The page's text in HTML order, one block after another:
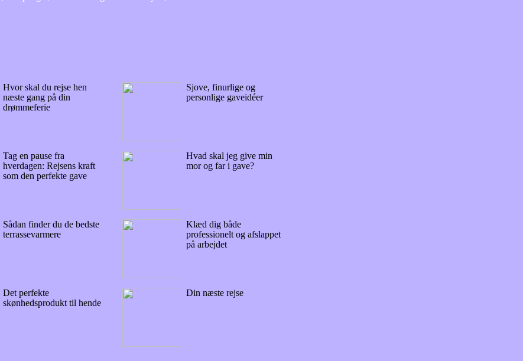
Hvor skal du rejse hen
næste gang på din
drømmeferie
Tag en pause fra
hverdagen: Rejsens kraft
som den perfekte gave
Sådan finder du de bedste
terrassevarmere
Det perfekte
skønhedsprodukt til hende
Sjove, finurlige og
personlige gaveidéer
Hvad skal jeg give min
mor og far i gave?
Klæd dig både
professionelt og afslappet
på arbejdet
Din næste rejse